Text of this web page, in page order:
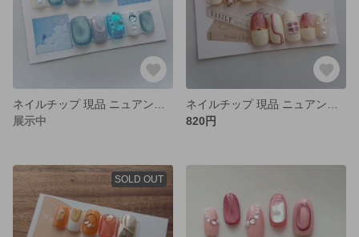
展示中
820円
SOLD OUT